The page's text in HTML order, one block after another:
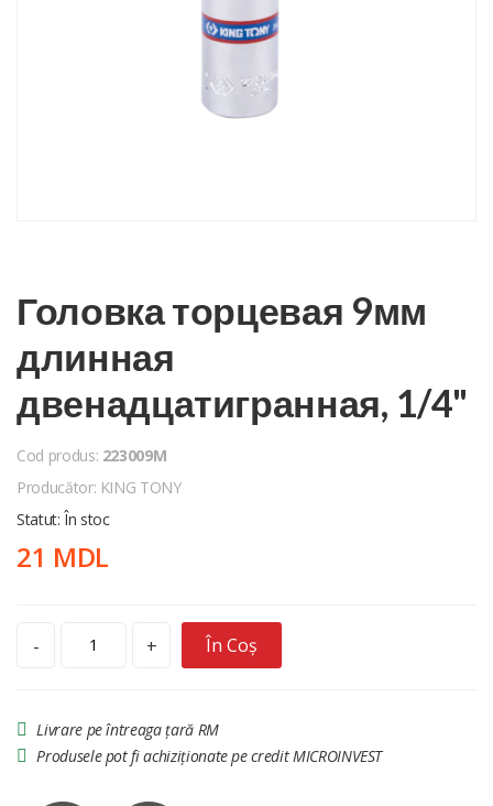
Головка торцевая 9мм
длинная
двенадцатигранная, 1/4"
Cod produs: 223009M
Producător: KING TONY
Statut: În stoc
21 MDL
- + În Coș
Livrare pe întreaga țară RM
Produsele pot fi achiziționate pe credit MICROINVEST